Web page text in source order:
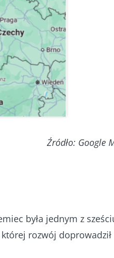
Źródło: Google
była jednym z
rozwój doprowadził